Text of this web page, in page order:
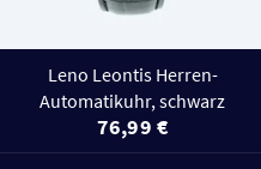
Leno Leontis Herren-
Automatikuhr, schwarz
76,99 €